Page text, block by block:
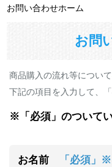
お問い合わせホーム
お問
商品購入の流れ等につい
下記の項目を入力して、
※「必須」のついて
お名前 「必須」※